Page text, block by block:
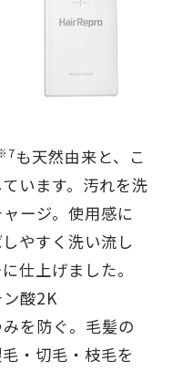
も天然由来と、こ
います。汚れを洗
ージ。使用感に
やすく洗い流し
仕上げました。
ン酸2K
みを防ぐ。毛髪の
・切毛・枝毛を